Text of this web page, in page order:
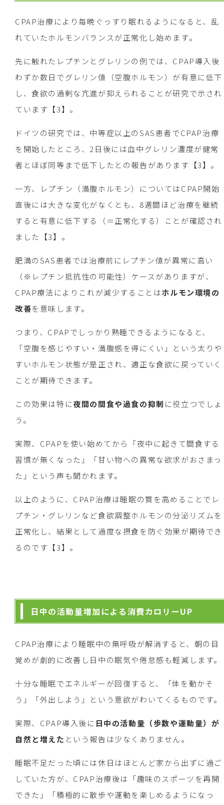
CPAP治療により毎晩ぐっすり眠れるようになると、乱
れていたホルモンバランスが正常化し始めます。
先に触れたレプチンとグレリンの例では、CPAP導入後
わずか数日でグレリン値（空腹ホルモン）が有意に低下
し、食欲の過剰な亢進が抑えられることが研究で示され
ています【3】。
ドイツの研究では、中等症以上のSAS患者でCPAP治療
を開始したところ、2日後には血中グレリン濃度が健常
者とほぼ同等まで低下したとの報告があります【3】。
一方、レプチン（満腹ホルモン）についてはCPAP開始
直後には大きな変化がなくとも、8週間ほど治療を継続
すると有意に低下する（＝正常化する）ことが確認され
ました【3】。
肥満のSAS患者では治療前にレプチン値が異常に高い
（※レプチン抵抗性の可能性）ケースがありますが、
CPAP療法によりこれが減少することはホルモン環境の
改善を意味します。
つまり、CPAPでしっかり熟睡できるようになると、
「空腹を感じやすい・満腹感を得にくい」という太りや
すいホルモン状態が是正され、適正な食欲に戻っていく
ことが期待できます。
この効果は特に夜間の間食や過食の抑制 に役立つでしょ
う。
実際、CPAPを使い始めてから「夜中に起きて間食する
習慣が無くなった」「甘い物への異常な欲求がおさまっ
た」という声も聞かれます。
以上のように、CPAP治療は睡眠の質を高めることでレ
プチン・グレリンなど食欲調整ホルモンの分泌リズムを
正常化し、結果として過度な摂食を防ぐ効果が期待でき
るのです【3】。
日中の活動量増加による消費カロリーUP
CPAP治療により睡眠中の無呼吸が解消すると、朝の目
覚めが劇的に改善し日中の眠気や倦怠感も軽減します。
十分な睡眠でエネルギーが回復すると、「体を動かそ
う」「外出しよう」という意欲がわいてくるものです。
実際、CPAP導入後に 日中の活動量（歩数や運動量）が
自然と増えた という報告は少なくありません。
睡眠不足だった頃には休日はほとんど家から出ずに過ご
していた方が、CPAP治療後は「趣味のスポーツを再開
できた」「積極的に散歩や運動を楽しめるようになっ